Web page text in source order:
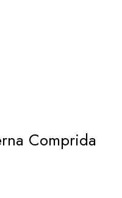
Comprida